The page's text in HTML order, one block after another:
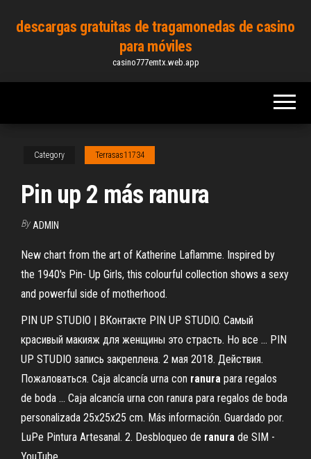
descargas gratuitas de tragamonedas de casino
para móviles
casino777emtx.web.app
Category Terrasas11734
Pin up 2 más ranura
By ADMIN
New chart from the art of Katherine Laflamme. Inspired by
the 1940's Pin- Up Girls, this colourful collection shows a sexy
and powerful side of motherhood.
PIN UP STUDIO | ВКонтакте PIN UP STUDIO. Самый
красивый макияж для женщины это страсть. Но все ... PIN
UP STUDIO запись закреплена. 2 мая 2018. Действия.
Пожаловаться. Caja alcancía urna con ranura para regalos
de boda ... Caja alcancía urna con ranura para regalos de boda
personalizada 25x25x25 cm. Más información. Guardado por.
LuPe Pintura Artesanal. 2. Desbloqueo de ranura de SIM -